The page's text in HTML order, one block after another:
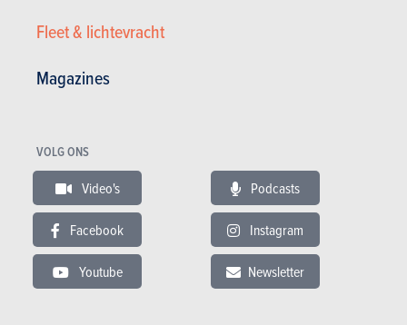
Fleet & lichtevracht
Magazines
VOLG ONS
Video's Podcasts
Facebook Instagram
Youtube Newsletter
NISSAN ARIYA
Catalogusprijs
vanaf € 60.400
VOLVO EX60